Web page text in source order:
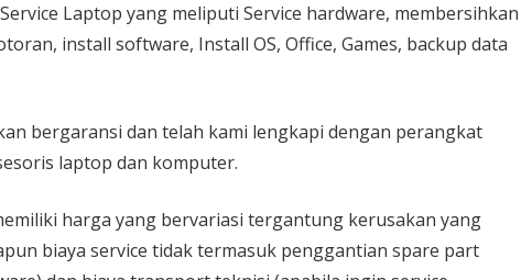
Laptop yang meliputi Service hardware, membersihkan
install software, Install OS, Office, Games, backup data
bergaransi dan telah kami lengkapi dengan perangkat
laptop dan komputer.
harga yang bervariasi tergantung kerusakan yang
biaya service tidak termasuk penggantian spare part